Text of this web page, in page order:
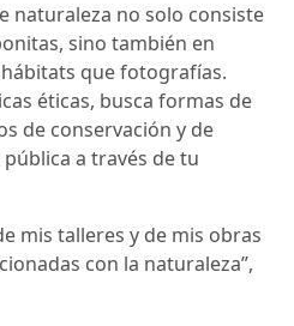
naturaleza no solo consiste
sino también en
que fotografías.
éticas, busca formas de
de conservación y de
a través de tu
mis talleres y de mis obras
con la naturaleza”,